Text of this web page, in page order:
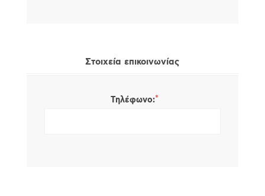
Στοιχεία επικοινωνίας
Τηλέφωνο:*